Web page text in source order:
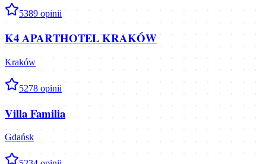
5389 opinii
K4 APARTHOTEL KRAKÓW
Kraków
5278 opinii
Villa Familia
Gdańsk